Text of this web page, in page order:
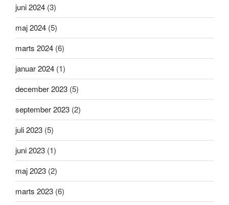
juni 2024 (3)
maj 2024 (5)
marts 2024 (6)
januar 2024 (1)
december 2023 (5)
september 2023 (2)
juli 2023 (5)
juni 2023 (1)
maj 2023 (2)
marts 2023 (6)